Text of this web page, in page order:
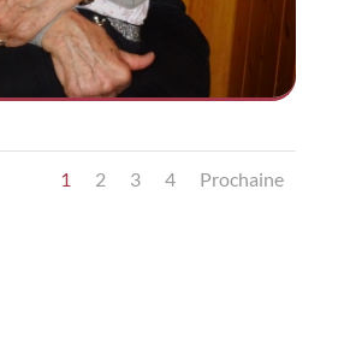
1 2 3 4 Prochaine